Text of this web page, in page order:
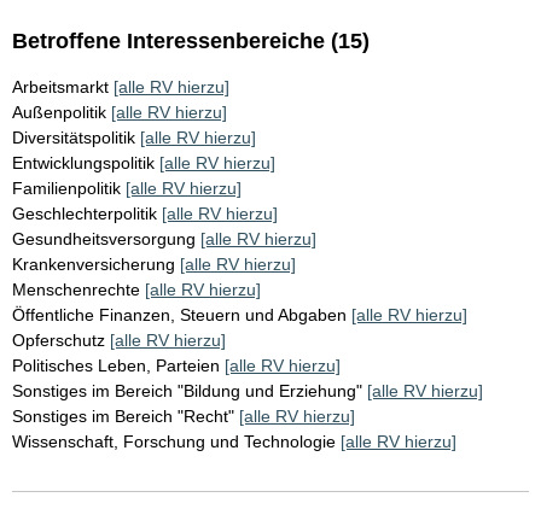
Betroffene Interessenbereiche (15)
Arbeitsmarkt [alle RV hierzu]
Außenpolitik [alle RV hierzu]
Diversitätspolitik [alle RV hierzu]
Entwicklungspolitik [alle RV hierzu]
Familienpolitik [alle RV hierzu]
Geschlechterpolitik [alle RV hierzu]
Gesundheitsversorgung [alle RV hierzu]
Krankenversicherung [alle RV hierzu]
Menschenrechte [alle RV hierzu]
Öffentliche Finanzen, Steuern und Abgaben [alle RV hierzu]
Opferschutz [alle RV hierzu]
Politisches Leben, Parteien [alle RV hierzu]
Sonstiges im Bereich "Bildung und Erziehung" [alle RV hierzu]
Sonstiges im Bereich "Recht" [alle RV hierzu]
Wissenschaft, Forschung und Technologie [alle RV hierzu]